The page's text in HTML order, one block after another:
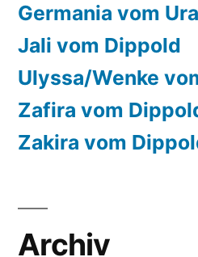
Germania vom
Jali vom Dippold
Ulyssa/Wenke
Zafira vom
Zakira vom
Archiv